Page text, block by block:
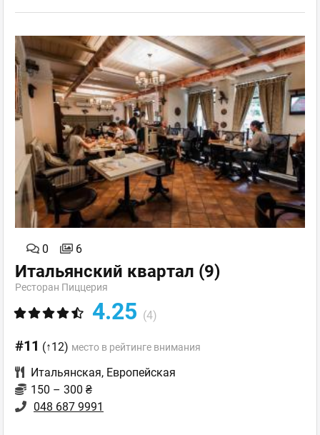
0 6
Итальянский квартал (9)
Ресторан Пиццерия
4.25 (4)
#11 (↑12) место в рейтинге внимания
Итальянская, Европейская
150 – 300 ₴
048 687 9991